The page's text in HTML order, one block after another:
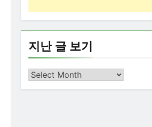
지난 글 보기
지